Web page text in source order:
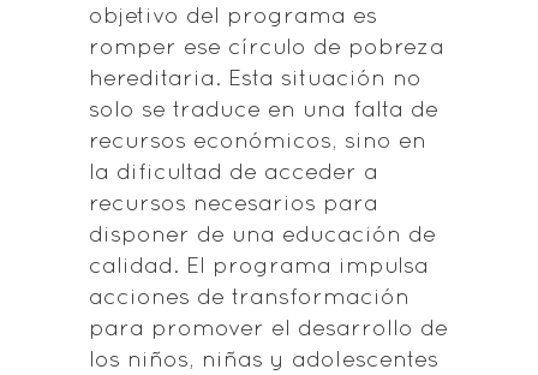
objetivo del programa es
romper ese círculo de pobreza
hereditaria. Esta situación no
solo se traduce en una falta de
recursos económicos, sino en
la dificultad de acceder a
recursos necesarios para
disponer de una educación de
calidad. El programa impulsa
acciones de transformación
para promover el desarrollo de
los niños, niñas y adolescentes